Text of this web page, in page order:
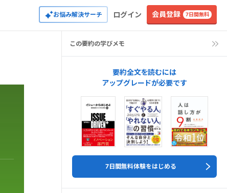
お悩み解決サーチ ログイン 会員登録 7日間無料
この要約の学びメモ
要約全文を読むには
アップグレードが必要です
7日間無料体験をはじめる